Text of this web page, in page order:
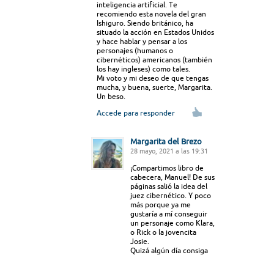
inteligencia artificial. Te
recomiendo esta novela del gran
Ishiguro. Siendo británico, ha
situado la acción en Estados Unidos
y hace hablar y pensar a los
personajes (humanos o
cibernéticos) americanos (también
los hay ingleses) como tales.
Mi voto y mi deseo de que tengas
mucha, y buena, suerte, Margarita.
Un beso.
Accede para responder
Margarita del Brezo
28 mayo, 2021 a las 19:31
¡Compartimos libro de
cabecera, Manuel! De sus
páginas salió la idea del
juez cibernético. Y poco
más porque ya me
gustaría a mí conseguir
un personaje como Klara,
o Rick o la jovencita
Josie.
Quizá algún día consiga